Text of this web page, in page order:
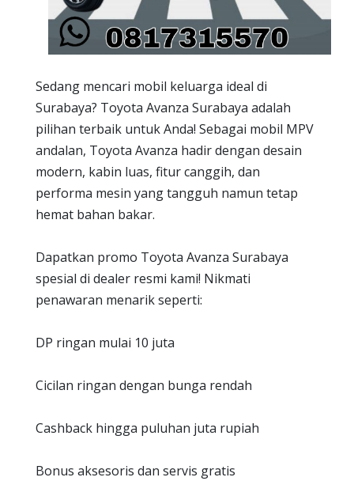
Sedang mencari mobil keluarga ideal di
Surabaya? Toyota Avanza Surabaya adalah
pilihan terbaik untuk Anda! Sebagai mobil MPV
andalan, Toyota Avanza hadir dengan desain
modern, kabin luas, fitur canggih, dan
performa mesin yang tangguh namun tetap
hemat bahan bakar.
Dapatkan promo Toyota Avanza Surabaya
spesial di dealer resmi kami! Nikmati
penawaran menarik seperti:
DP ringan mulai 10 juta
Cicilan ringan dengan bunga rendah
Cashback hingga puluhan juta rupiah
Bonus aksesoris dan servis gratis